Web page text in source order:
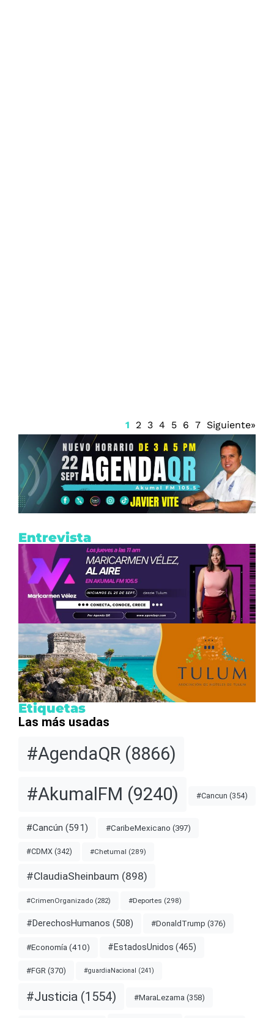
1 2 3 4 5 6 7 Siguiente»
Entrevista
Etiquetas
Las más usadas
#AgendaQR (8866)
#AkumalFM (9240) #Cancun (354)
#Cancún (591) #CaribeMexicano (397)
#CDMX (342) #Chetumal (289)
#ClaudiaSheinbaum (898)
#CrimenOrganizado (282) #Deportes (298)
#DerechosHumanos (508) #DonaldTrump (376)
#Economía (410) #EstadosUnidos (465)
#FGR (370) #guardiaNacional (241)
#Justicia (1554) #MaraLezama (358)